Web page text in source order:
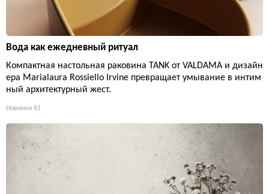
Вода как ежедневный ритуал
Компактная настольная раковина TANK от VALDAMA и дизайн
ера Marialaura Rossiello Irvine превращает умывание в интим
ный архитектурный жест.
Новинки 61